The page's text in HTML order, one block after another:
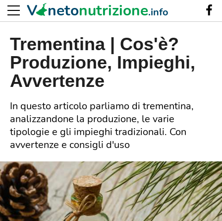
Trementina | Cos'è?
Produzione, Impieghi,
Avvertenze
In questo articolo parliamo di trementina,
analizzandone la produzione, le varie
tipologie e gli impieghi tradizionali. Con
avvertenze e consigli d'uso
V netonutrizione.info